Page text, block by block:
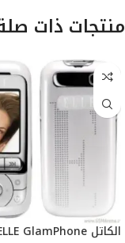
منتجات ذات
الكاتل ELLE GlamPhone